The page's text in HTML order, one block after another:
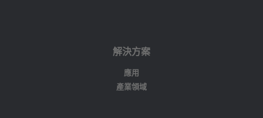
解決方案
應用
產業領域